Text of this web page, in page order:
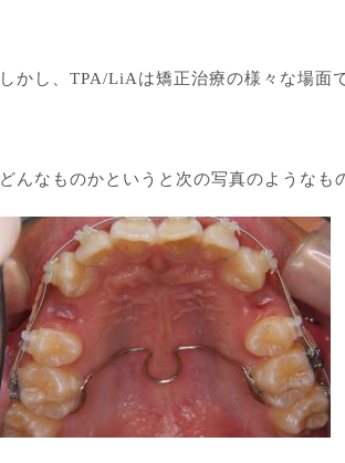
しかし、TPA/LiAは矯正治療の様々な場面
どんなものかというと次の写真のようなも